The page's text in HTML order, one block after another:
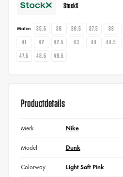
StockX
Maten 35.5 36 36.5 37.5 38
41
42 42.5 43 44 44.5
47.5
48.5 49.5
Productdetails
Merk Nike
Model Dunk
Colorway Light Soft Pink